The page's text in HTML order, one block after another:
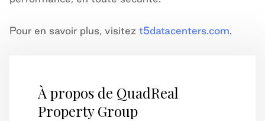
Pour en savoir plus, visitez t5datacenters.com.
À propos de QuadReal
Property Group